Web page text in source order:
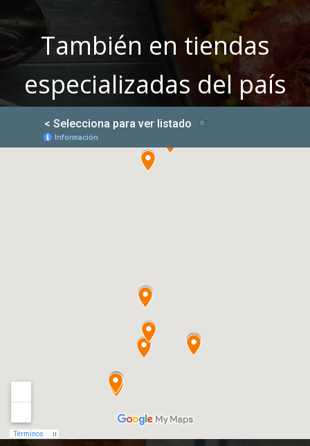
También en tiendas
especializadas del país